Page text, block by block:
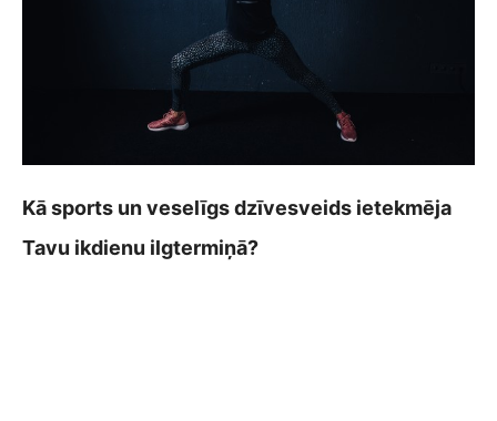
Kā sports un veselīgs dzīvesveids ietekmēja
Tavu ikdienu ilgtermiņā?